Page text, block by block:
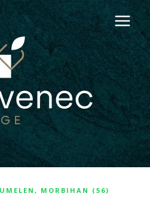
Main
MORBIHAN (56)